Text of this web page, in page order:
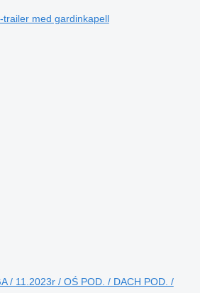
med gardinkapell
/ 11.2023r / OŚ POD. / DACH POD. /